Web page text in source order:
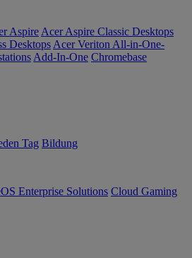
Aspire Acer Aspire Classic Desktops
Desktops Acer Veriton All-in-One-
Add-In-One Chromebase
Tag Bildung
Enterprise Solutions Cloud Gaming